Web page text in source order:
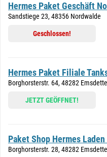
Hermes Paket Geschäft
Sandstiege 23, 48356 Nordwalde
Geschlossen!
Hermes Paket Filiale
Borghorsterstr. 64, 48282
JETZT GEÖFFNET!
Paket Shop Hermes
Borghorsterstr. 28, 48282